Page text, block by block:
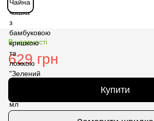
В наявності
629 грн
Купити